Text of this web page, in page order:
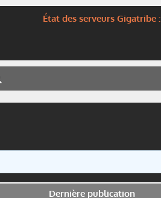
État des serveurs Gigatribe :
Dernière publication